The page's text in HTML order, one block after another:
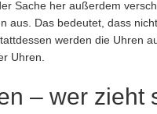
Sache her außerdem
aus. Das bedeutet, dass
werden die Uhren
Uhren.
– wer zieht